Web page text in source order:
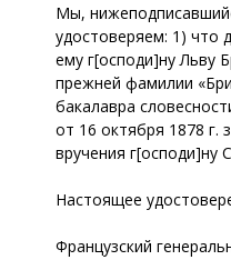
Мы,
удостоверяем: 1) что
ему г[осподи]ну Льву
прежней фамилии
бакалавра
от 16 октября 1878 г.
вручения г[осподи]ну
Настоящее
Французский